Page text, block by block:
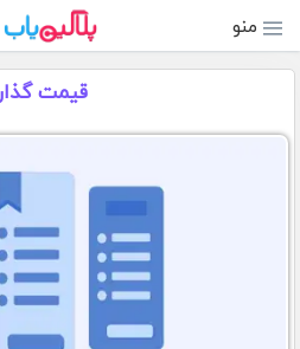
منو
قیمت